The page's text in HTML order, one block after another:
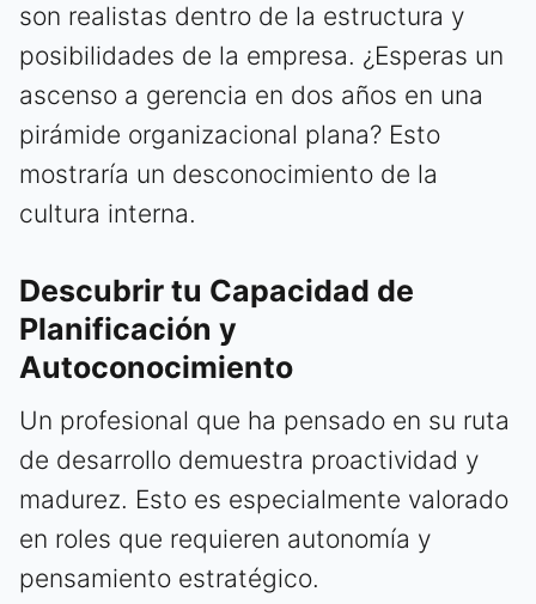
son realistas dentro de la estructura y
posibilidades de la empresa. ¿Esperas un
ascenso a gerencia en dos años en una
pirámide organizacional plana? Esto
mostraría un desconocimiento de la
cultura interna.
Descubrir tu Capacidad de
Planificación y
Autoconocimiento
Un profesional que ha pensado en su ruta
de desarrollo demuestra proactividad y
madurez. Esto es especialmente valorado
en roles que requieren autonomía y
pensamiento estratégico.